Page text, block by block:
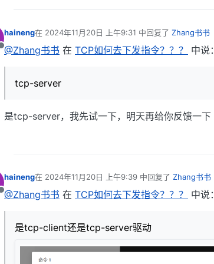
离线
haineng在 2024年11月20日 上午9:31 中回复了 Zhang书书
最后由 编辑
@Zhang书书 在 TCP如何去下发指令？？？ 中说：
tcp-server
是tcp-server，我先试一下，明天再给你反馈一下
离线
haineng在 2024年11月20日 上午9:39 中回复了 Zhang书书
最后由 编辑
@Zhang书书 在 TCP如何去下发指令？？？ 中说：
是tcp-client还是tcp-server驱动